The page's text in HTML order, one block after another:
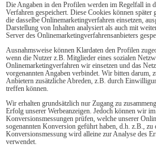
Die Angaben in den Profilen werden im Regelfall in
Verfahren gespeichert. Diese Cookies können später
die dasselbe Onlinemarketingverfahren einsetzen,
Darstellung von Inhalten analysiert als auch mit
Server des Onlinemarketingverfahrensanbieters
Ausnahmsweise können Klardaten den Profilen
wenn die Nutzer z.B. Mitglieder eines sozialen
Onlinemarketingverfahren wir einsetzen und das
vorgenannten Angaben verbindet. Wir bitten darum,
Anbietern zusätzliche Abreden, z.B. durch
treffen können.
Wir erhalten grundsätzlich nur Zugang zu
Erfolg unserer Werbeanzeigen. Jedoch können wir
Konversionsmessungen prüfen, welche unserer
sogenannten Konversion geführt haben, d.h. z.B.,
Konversionsmessung wird alleine zur Analyse des
verwendet.